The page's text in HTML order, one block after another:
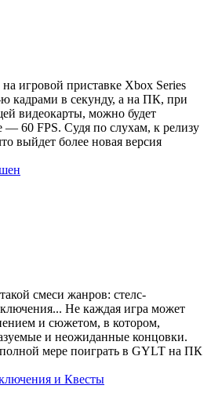
игровой приставке Xbox Series
ю кадрами в секунду, а на ПК, при
видеокарты, можно будет
— 60 FPS. Судя по слухам, к релизу
выйдет более новая версия
смеси жанров: стелс-
Не каждая игра может
и сюжетом, в котором,
и неожиданные концовки.
мере поиграть в GYLT на ПК
и Квесты